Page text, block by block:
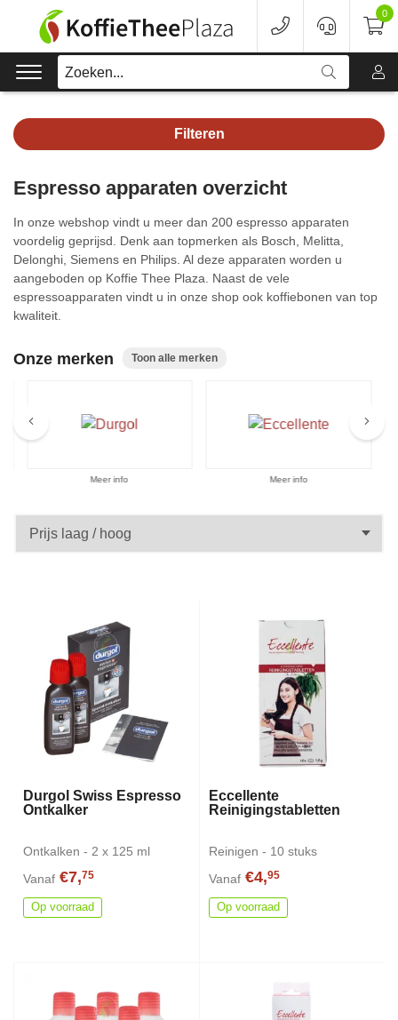
Zoeken...
0
Koffieapparaten
Voordeelverpakking
Onderhoud
Merken
Filteren
Espresso apparaten overzicht
In onze webshop vindt u meer dan 200 espresso apparaten
voordelig geprijsd. Denk aan topmerken als Bosch, Melitta,
Delonghi, Siemens en Philips. Al deze apparaten worden u
aangeboden op Koffie Thee Plaza. Naast de vele
espressoapparaten vindt u in onze shop ook koffiebonen van top
kwaliteit.
Onze merken Toon alle merken
Meer info Meer info
Durgol Swiss Espresso
Ontkalker
Ontkalken - 2 x 125 ml
Vanaf €7,75
Op voorraad
Eccellente
Reinigingstabletten
Reinigen - 10 stuks
Vanaf €4,95
Op voorraad